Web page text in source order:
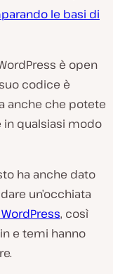
le basi di
è open
codice è
anche che potete
qualsiasi modo
ha anche dato
un’occhiata
, così
e temi hanno